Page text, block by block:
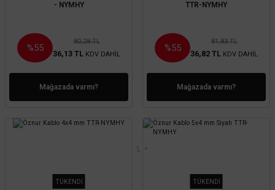
- NYMHY
%55
80,28 TL
36,13 TL KDV DAHİL
Mağazada varmı?
TTR-NYMHY
%55
81,83 TL
36,82 TL KDV DAHİL
Mağazada varmı?
TÜKENDİ TÜKENDİ